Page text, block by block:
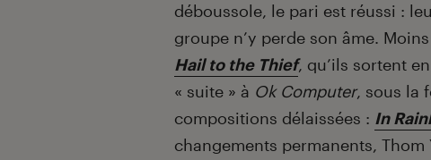
déboussole, le pari est réussi :
groupe n’y perde son âme.
Hail to the Thief, qu’ils sortent
« suite » à Ok Computer, sous la
compositions délaissées : In
changements permanents,